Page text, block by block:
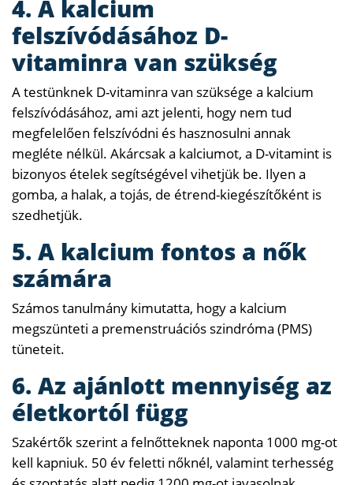
4. A kalcium
felszívódásához D-
vitaminra van szükség
A testünknek D-vitaminra van szüksége a kalcium
felszívódásához, ami azt jelenti, hogy nem tud
megfelelően felszívódni és hasznosulni annak
megléte nélkül. Akárcsak a kalciumot, a D-vitamint is
bizonyos ételek segítségével vihetjük be. Ilyen a
gomba, a halak, a tojás, de étrend-kiegészítőként is
szedhetjük.
5. A kalcium fontos a nők
számára
Számos tanulmány kimutatta, hogy a kalcium
megszünteti a premenstruációs szindróma (PMS)
tüneteit.
6. Az ajánlott mennyiség az
életkortól függ
Szakértők szerint a felnőtteknek naponta 1000 mg-ot
kell kapniuk. 50 év feletti nőknél, valamint terhesség